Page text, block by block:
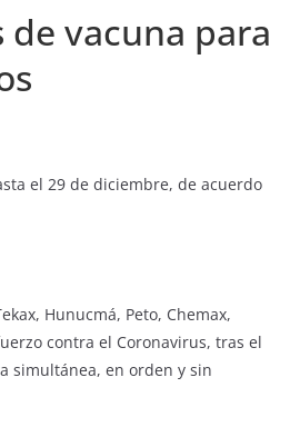
vacuna para
el 29 de diciembre, de acuerdo
Hunucmá, Peto, Chemax,
contra el Coronavirus, tras el
simultánea, en orden y sin